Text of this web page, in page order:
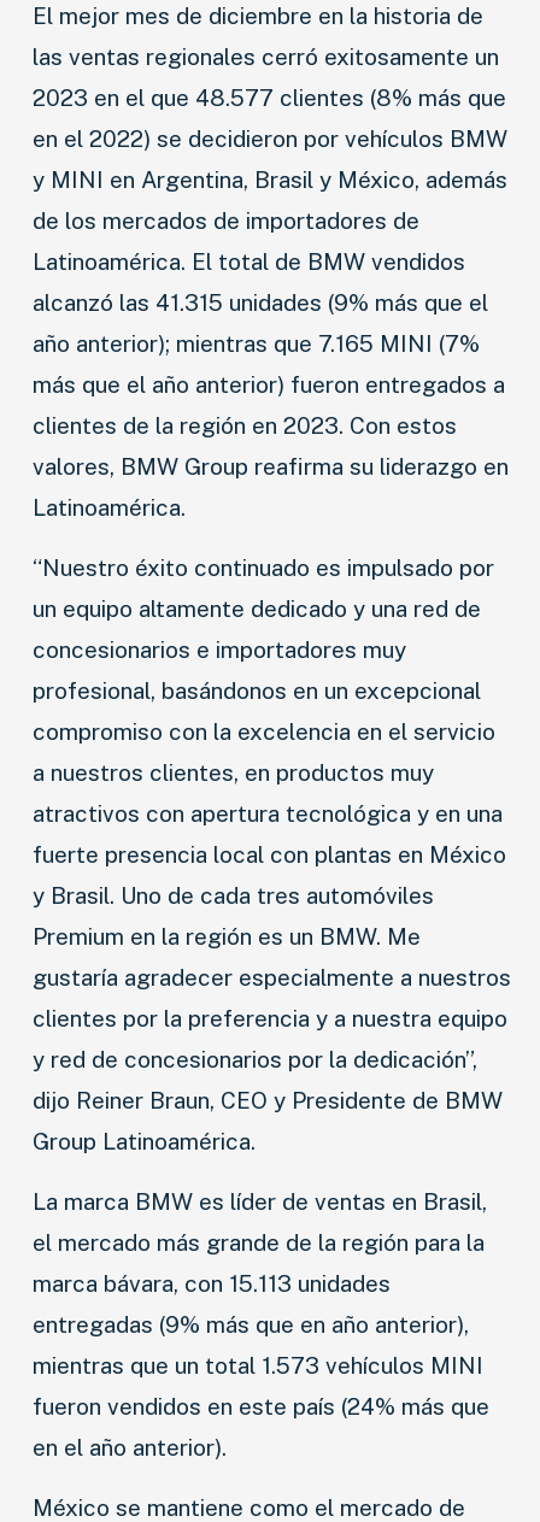
El mejor mes de diciembre en la historia de
las ventas regionales cerró exitosamente un
2023 en el que 48.577 clientes (8% más que
en el 2022) se decidieron por vehículos BMW
y MINI en Argentina, Brasil y México, además
de los mercados de importadores de
Latinoamérica. El total de BMW vendidos
alcanzó las 41.315 unidades (9% más que el
año anterior); mientras que 7.165 MINI (7%
más que el año anterior) fueron entregados a
clientes de la región en 2023. Con estos
valores, BMW Group reafirma su liderazgo en
Latinoamérica.
“Nuestro éxito continuado es impulsado por
un equipo altamente dedicado y una red de
concesionarios e importadores muy
profesional, basándonos en un excepcional
compromiso con la excelencia en el servicio
a nuestros clientes, en productos muy
atractivos con apertura tecnológica y en una
fuerte presencia local con plantas en México
y Brasil. Uno de cada tres automóviles
Premium en la región es un BMW. Me
gustaría agradecer especialmente a nuestros
clientes por la preferencia y a nuestra equipo
y red de concesionarios por la dedicación”,
dijo Reiner Braun, CEO y Presidente de BMW
Group Latinoamérica.
La marca BMW es líder de ventas en Brasil,
el mercado más grande de la región para la
marca bávara, con 15.113 unidades
entregadas (9% más que en año anterior),
mientras que un total 1.573 vehículos MINI
fueron vendidos en este país (24% más que
en el año anterior).
México se mantiene como el mercado de